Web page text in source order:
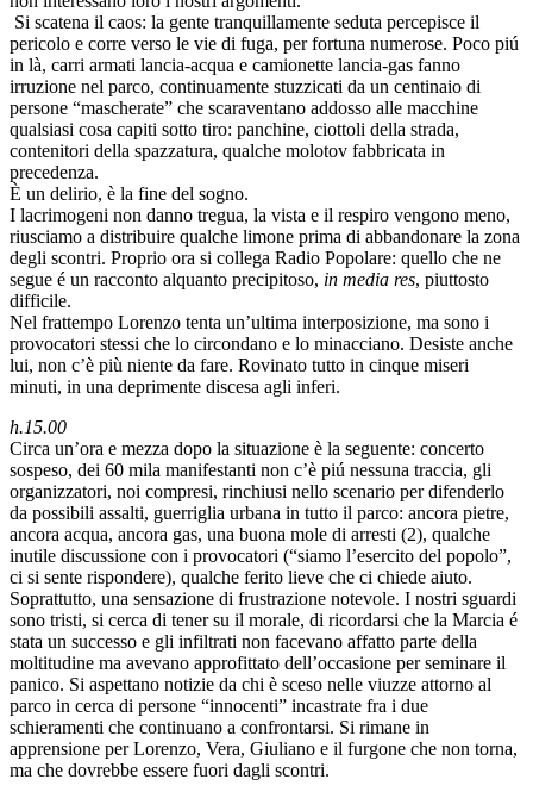
Si scatena il caos: la gente tranquillamente seduta percepisce il
pericolo e corre verso le vie di fuga, per fortuna numerose. Poco piú
in là, carri armati lancia-acqua e camionette lancia-gas fanno
irruzione nel parco, continuamente stuzzicati da un centinaio di
persone “mascherate” che scaraventano addosso alle macchine
qualsiasi cosa capiti sotto tiro: panchine, ciottoli della strada,
contenitori della spazzatura, qualche molotov fabbricata in
precedenza.
È un delirio, è la fine del sogno.
I lacrimogeni non danno tregua, la vista e il respiro vengono meno,
riusciamo a distribuire qualche limone prima di abbandonare la zona
degli scontri. Proprio ora si collega Radio Popolare: quello che ne
segue é un racconto alquanto precipitoso, in media res, piuttosto
difficile.
Nel frattempo Lorenzo tenta un’ultima interposizione, ma sono i
provocatori stessi che lo circondano e lo minacciano. Desiste anche
lui, non c’è più niente da fare. Rovinato tutto in cinque miseri
minuti, in una deprimente discesa agli inferi.
h.15.00
Circa un’ora e mezza dopo la situazione è la seguente: concerto
sospeso, dei 60 mila manifestanti non c’è piú nessuna traccia, gli
organizzatori, noi compresi, rinchiusi nello scenario per difenderlo
da possibili assalti, guerriglia urbana in tutto il parco: ancora pietre,
ancora acqua, ancora gas, una buona mole di arresti (2), qualche
inutile discussione con i provocatori (“siamo l’esercito del popolo”,
ci si sente rispondere), qualche ferito lieve che ci chiede aiuto.
Soprattutto, una sensazione di frustrazione notevole. I nostri sguardi
sono tristi, si cerca di tener su il morale, di ricordarsi che la Marcia é
stata un successo e gli infiltrati non facevano affatto parte della
moltitudine ma avevano approfittato dell’occasione per seminare il
panico. Si aspettano notizie da chi è sceso nelle viuzze attorno al
parco in cerca di persone “innocenti” incastrate fra i due
schieramenti che continuano a confrontarsi. Si rimane in
apprensione per Lorenzo, Vera, Giuliano e il furgone che non torna,
ma che dovrebbe essere fuori dagli scontri.